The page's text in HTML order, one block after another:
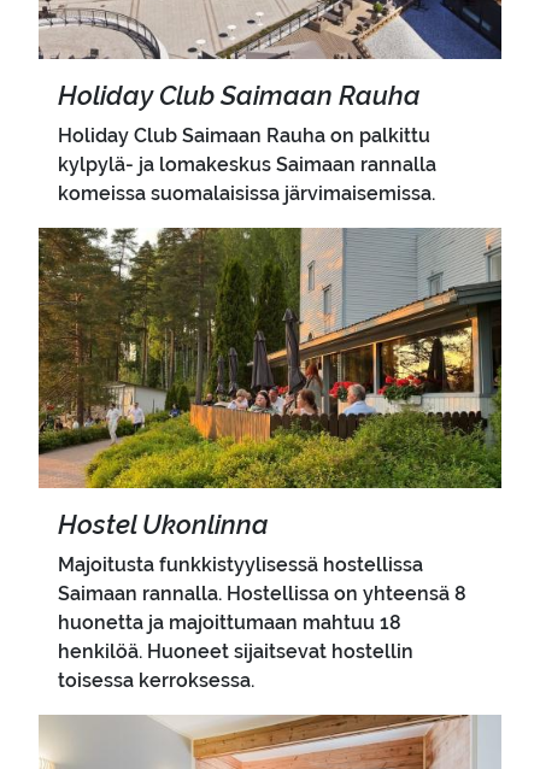
Ho­li­day Club Sai­maan Rauha
Holiday Club Saimaan Rauha on palkittu
kylpylä- ja lomakeskus Saimaan rannalla
komeissa suomalaisissa järvimaisemissa.
Pääkuva
Hos­tel Ukon­lin­na
Majoitusta funkkistyylisessä hostellissa
Saimaan rannalla. Hostellissa on yhteensä 8
huonetta ja majoittumaan mahtuu 18
henkilöä. Huoneet sijaitsevat hostellin
toisessa kerroksessa.